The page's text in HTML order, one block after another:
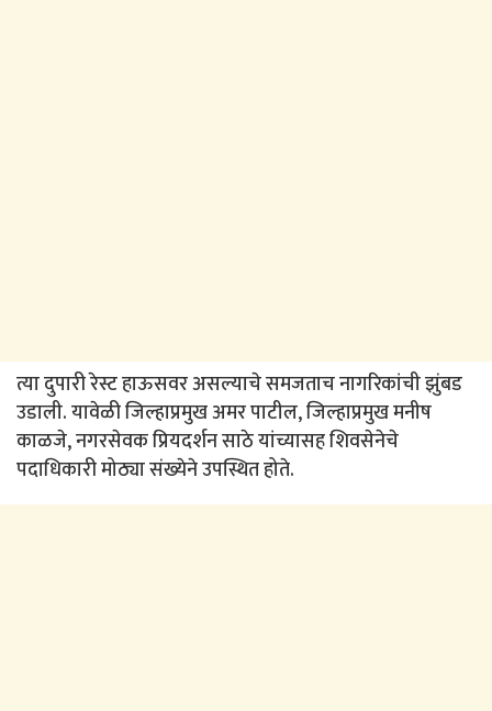
त्या दुपारी रेस्ट हाऊसवर असल्याचे समजताच नागरिकांची झुंबड
उडाली. यावेळी जिल्हाप्रमुख अमर पाटील, जिल्हाप्रमुख मनीष
काळजे, नगरसेवक प्रियदर्शन साठे यांच्यासह शिवसेनेचे
पदाधिकारी मोठ्या संख्येने उपस्थित होते.